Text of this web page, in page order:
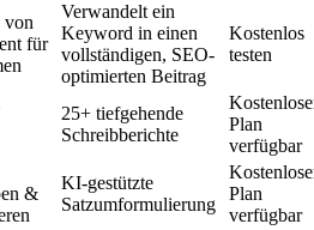
von
für
Verwandelt ein
Keyword in einen
vollständigen, SEO-
optimierten Beitrag
Kostenlos
testen
25+ tiefgehende
Schreibberichte
Plan
verfügbar
&
KI-gestützte
Satzumformulierung
Plan
verfügbar